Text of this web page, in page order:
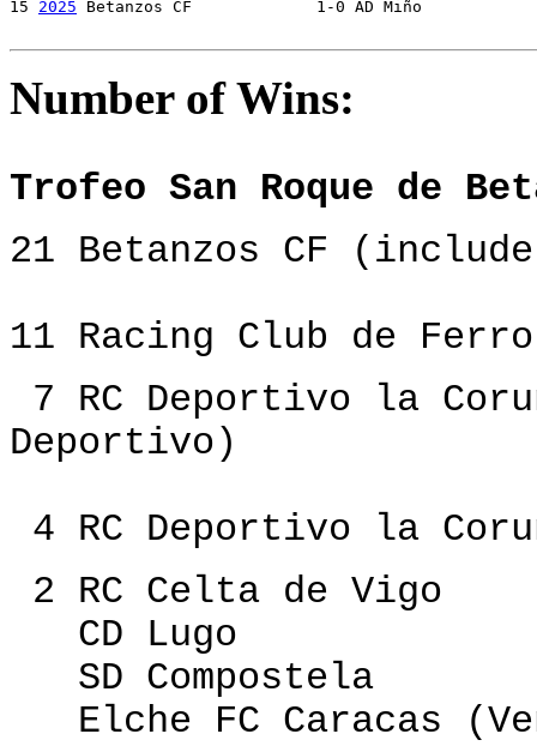
15 2025 Betanzos CF		1-0 AD Miño
Number of Wins:
Trofeo San Roque de
21 Betanzos CF
11 Racing Club de
7 RC Deportivo la
Deportivo)
4 RC Deportivo la
2 RC Celta de Vigo
CD Lugo
SD Compostela
Elche FC Caracas